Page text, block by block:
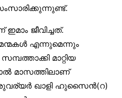
ജീവിച്ചത്.
എന്നുമെന്നും
മാറ്റിയ
മാസത്തിലാണ്
ഖാളി ഹുസൈന്‍(റ)